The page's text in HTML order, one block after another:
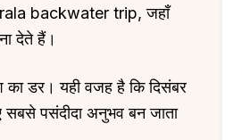
backwater trip, जहाँ
देते हैं।
का डर। यही वजह है कि दिसंबर
सबसे पसंदीदा अनुभव बन जाता